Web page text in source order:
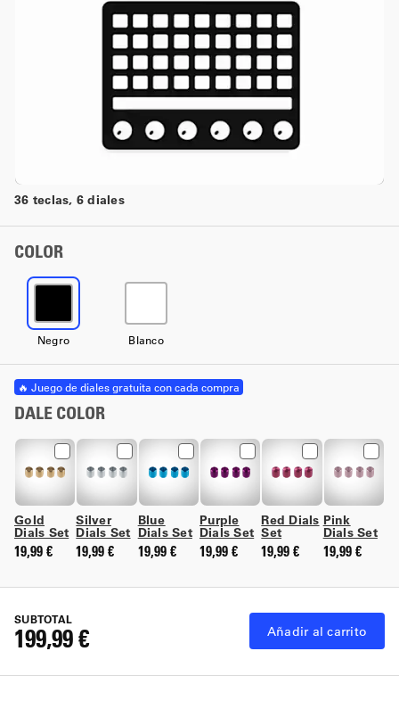
36 teclas, 6 diales
COLOR
Negro Blanco
🔥 Juego de diales gratuita con cada compra
DALE COLOR
Gold
Dials Set
19,99 €
Silver
Dials Set
19,99 €
Blue
Dials Set
19,99 €
Purple
Dials Set
19,99 €
Red Dials
Set
19,99 €
Pink
Dials Set
19,99 €
SUBTOTAL
199,99 € Añadir al carrito